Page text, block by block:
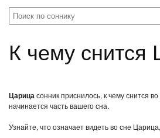
К чему
Царицасонник приснилось, к чему снится
начинается часть вашего сна.
Узнайте, что означает видеть во сне